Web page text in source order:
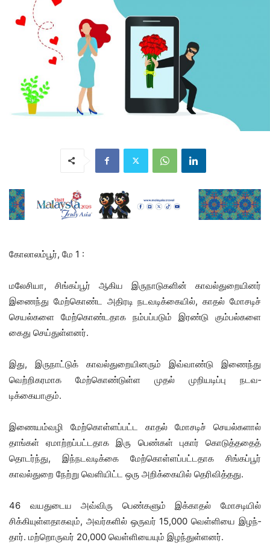
கோலாலம்பூர், மே 1 :
மலே­சியா, சிங்­கப்­பூர் ஆகிய இரு­நாடுகளின் காவல்­து­றை­யி­ன­ர்
இணைந்து மேற்கொண்ட அதிரடி நடவடிக்கையில், காதல் மோச­டிச்
செயல்­களை மேற்­கொண்டதாக நம்பப்படும் இரண்டு கும்­பல்­க­ளை
கைது செய்துள்ளனர்.
இது, இரு­நாட்­டுக் காவல்­து­றை­யி­ன­ரும் இவ்­வாண்டு இணைந்து
வெற்­றி­க­ர­மாக மேற்­கொண்­டுள்ள முதல் முறி­ய­டிப்பு நட­வ­
டிக்கையாகும்.
இணை­யம்­வழி மேற்­கொள்­ளப்­பட்ட காதல் மோச­டிச் செயல்­களால்
தாங்­கள் ஏமாற்றப்­பட்­ட­தாக இரு பெண்­கள் புகார் கொடுத்­த­தைத்
தொடர்ந்து, இந்­நட­வ­டிக்கை மேற்­கொள்­ளப்­பட்­ட­தாக சிங்­கப்­பூர்
காவல்துறை நேற்று வெளி­யிட்ட ஒரு அறிக்­கை­யில் தெரி­வித்தது.
46 வயதுடைய அவ்விரு பெண்களும் இக்காதல் மோசடியில்
சிக்கியுள்ளதாகவும், அவர்­களில் ஒரு­வர் 15,000 வெள்­ளியை இழந்­
தார். மற்­றொரு­வர் 20,000 வெள்­ளியையும் இழந்துள்ளனர்.